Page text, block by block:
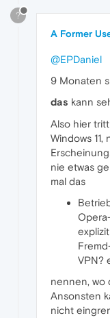
?
A Former
@EPDaniel
9 Monaten
das kann
Also hier
Windows
nie etwas
mal das
VPN?
nennen, wo
Ansonsten
nicht